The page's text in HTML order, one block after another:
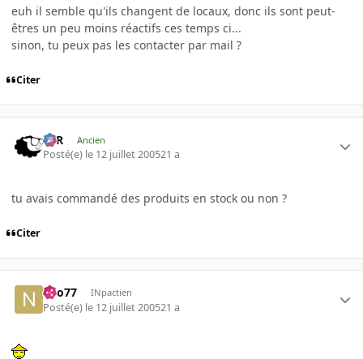
euh il semble qu'ils changent de locaux, donc ils sont peut-
êtres un peu moins réactifs ces temps ci...
sinon, tu peux pas les contacter par mail ?
Citer
KzR Ancien
Posté(e) le 12 juillet 200521 a
tu avais commandé des produits en stock ou non ?
Citer
neo77 INpactien
Posté(e) le 12 juillet 200521 a